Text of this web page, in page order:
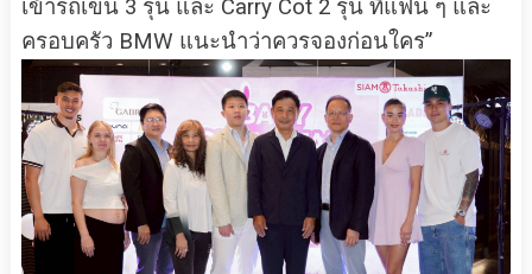
เข้ารถเข็น 3 รุ่น และ Carry Cot 2 รุ่น ที่แฟน ๆ และ
ครอบครัว BMW แนะนำว่าควรจองก่อนใคร”